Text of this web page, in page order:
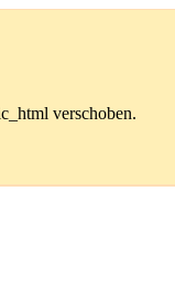
verschoben.